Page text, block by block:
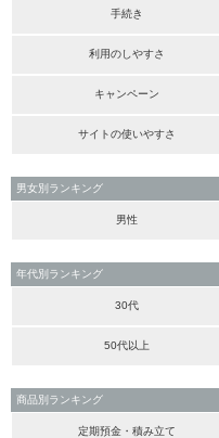
手続き
利用のしやすさ
キャンペーン
サイトの使いやすさ
男女別ランキング
男性
年代別ランキング
30代
50代以上
商品別ランキング
定期預金・積み立て